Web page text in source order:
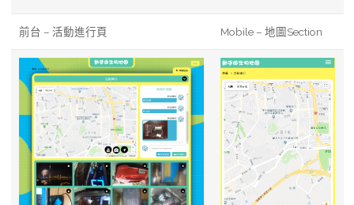
前台 – 活動進行頁 Mobile – 地圖Section